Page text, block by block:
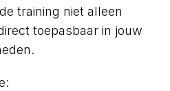
training niet alleen
toepasbaar in jouw